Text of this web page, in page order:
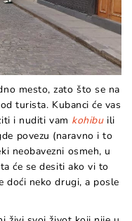
mesto, zato što se na
turista. Kubanci će vas
i nuditi vam kohibuili
povezu (naravno i to
neobavezni osmeh, u
će se desiti ako vi to
doći neko drugi, a posle